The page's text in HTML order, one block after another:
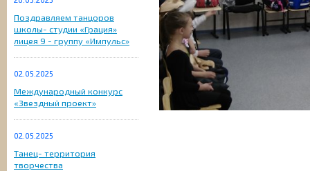
Поздравляем танцоров
школы- студии «Грация»
лицея 9 - группу «Импульс»
02.05.2025
Международный конкурс
«Звездный проект»
02.05.2025
Танец- территория
творчества